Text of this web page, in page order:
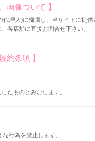
画像ついて 】
理人)に帰属し、当サイトに提供
各店舗に直接お問合せ下さい。
約条項 】
たものとみなします。
行為を禁止します。